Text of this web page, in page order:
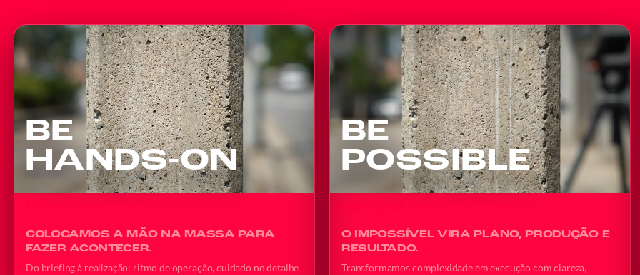
BE
HANDS-ON
COLOCAMOS A MÃO NA MASSA PARA
FAZER ACONTECER.
Do briefing à realização: ritmo de operação, cuidado no detalhe
BE
POSSIBLE
O IMPOSSÍVEL VIRA PLANO, PRODUÇÃO E
RESULTADO.
Transformamos complexidade em execução com clareza,